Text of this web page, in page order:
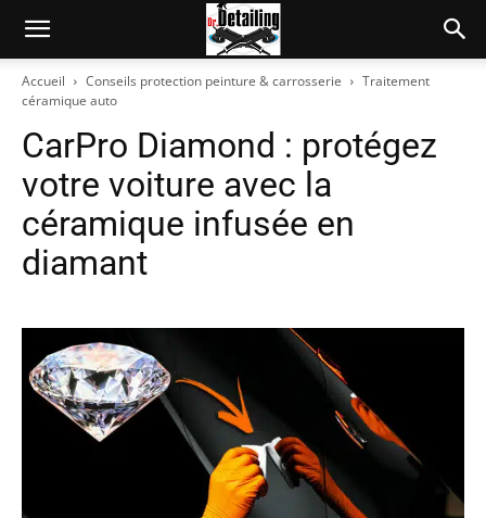
Accueil Conseils protection peinture & carrosserie
Traitement
céramique auto
CarPro Diamond : protégez
votre voiture avec la
céramique infusée en
diamant